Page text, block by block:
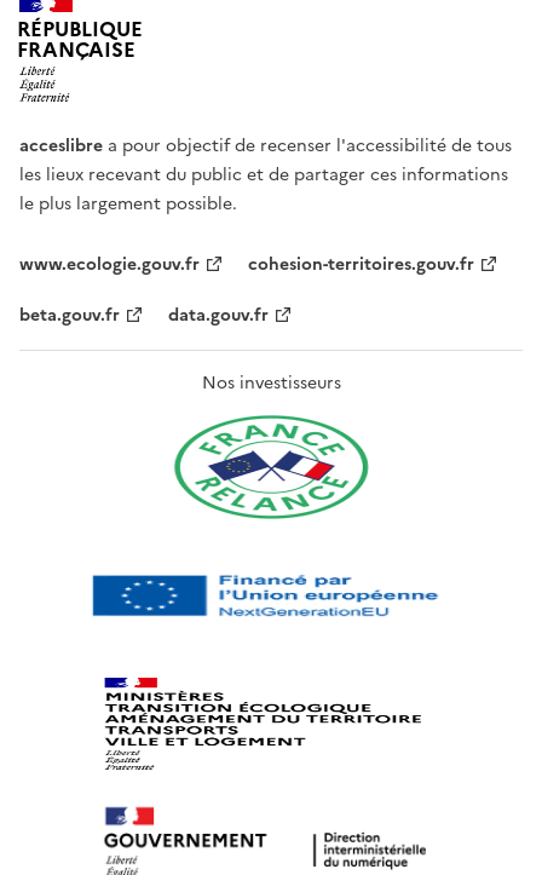
RÉPUBLIQUE
FRANÇAISE
acceslibre a pour objectif de recenser l'accessibilité de tous
les lieux recevant du public et de partager ces informations
le plus largement possible.
www.ecologie.gouv.fr
cohesion-territoires.gouv.fr
beta.gouv.fr
data.gouv.fr
Nos investisseurs